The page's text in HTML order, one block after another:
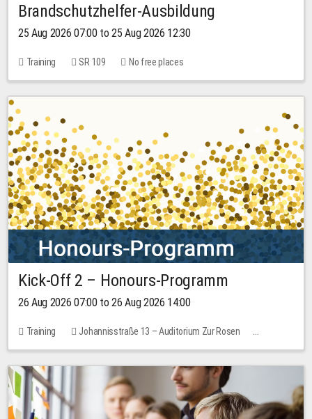
Brandschutzhelfer-Ausbildung
25 Aug 2026 07:00 to 25 Aug 2026 12:30
Training SR 109 No free places
Kick-Off 2 – Honours-Programm
26 Aug 2026 07:00 to 26 Aug 2026 14:00
Training
Johannisstraße 13 – Auditorium Zur Rosen
No free places